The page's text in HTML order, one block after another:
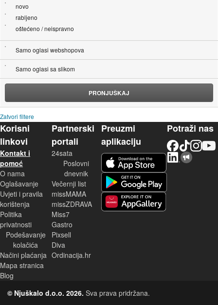
novo
rabljeno
oštećeno / neispravno
Samo oglasi webshopova
Samo oglasi sa slikom
PRONJUŠKAJ
Zatvori filtere
Korisni
linkovi
Kontakt i
pomoć
O nama
Oglašavanje
Uvjeti i pravila
korištenja
Politika
privatnosti
Podešavanje
kolačića
Načini plaćanja
Mapa stranica
Blog
Partnerski
portali
24sata
Poslovni
dnevnik
Večernji list
missMAMA
missZDRAVA
Miss7
Gastro
Pixsell
Diva
Ordinacija.hr
Preuzmi
aplikaciju
Potraži nas
© Njuškalo d.o.o. 2026. Sva prava pridržana.